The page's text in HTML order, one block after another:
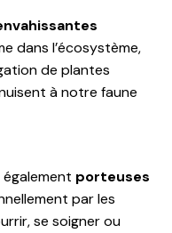
dans l’écosystème,
de plantes
à notre faune
porteuses
par les
se soigner ou